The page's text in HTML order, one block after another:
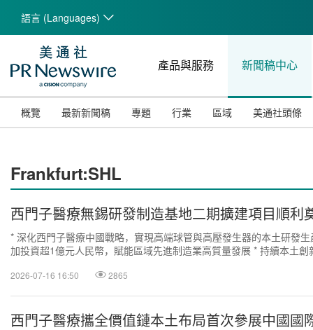
語言 (Languages)
產品與服務 新聞稿中心
概覽 最新新聞稿 專題 行業 區域 美通社頭條
Frankfurt:SHL
西門子醫療無錫研發制造基地二期擴建項目順利
* 深化西門子醫療中國戰略，實現高端球管與高壓發生器的本土研發
加投資超1億元人民幣，賦能區域先進制造業高質量發展 * 持續本土
2026-07-16 16:50 2865
西門子醫療攜全價值鏈本土布局首次參展中國國